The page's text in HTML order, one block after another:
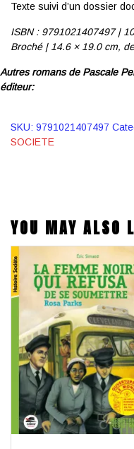
Texte suivi d’un dossier
ISBN : 9791021407497 | 10
Broché | 14.6 × 19.0 cm,
Autres romans de Pascale
éditeur:
SKU: 9791021407497
SOCIETE
YOU MAY ALSO